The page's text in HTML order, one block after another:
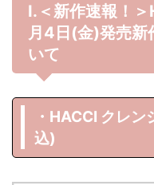
Ⅰ.＜新作速報！
月4日(金)発売新
いて
・HACCI クレ
込)